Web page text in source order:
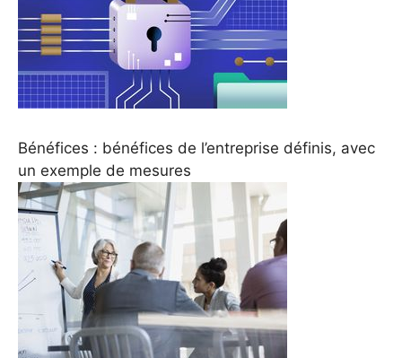
Bénéfices : bénéfices de l’entreprise définis, avec
un exemple de mesures